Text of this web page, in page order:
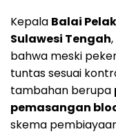
Kepala Balai
Sulawesi Tengah,
bahwa meski
tuntas sesuai
tambahan berupa
pemasangan
skema